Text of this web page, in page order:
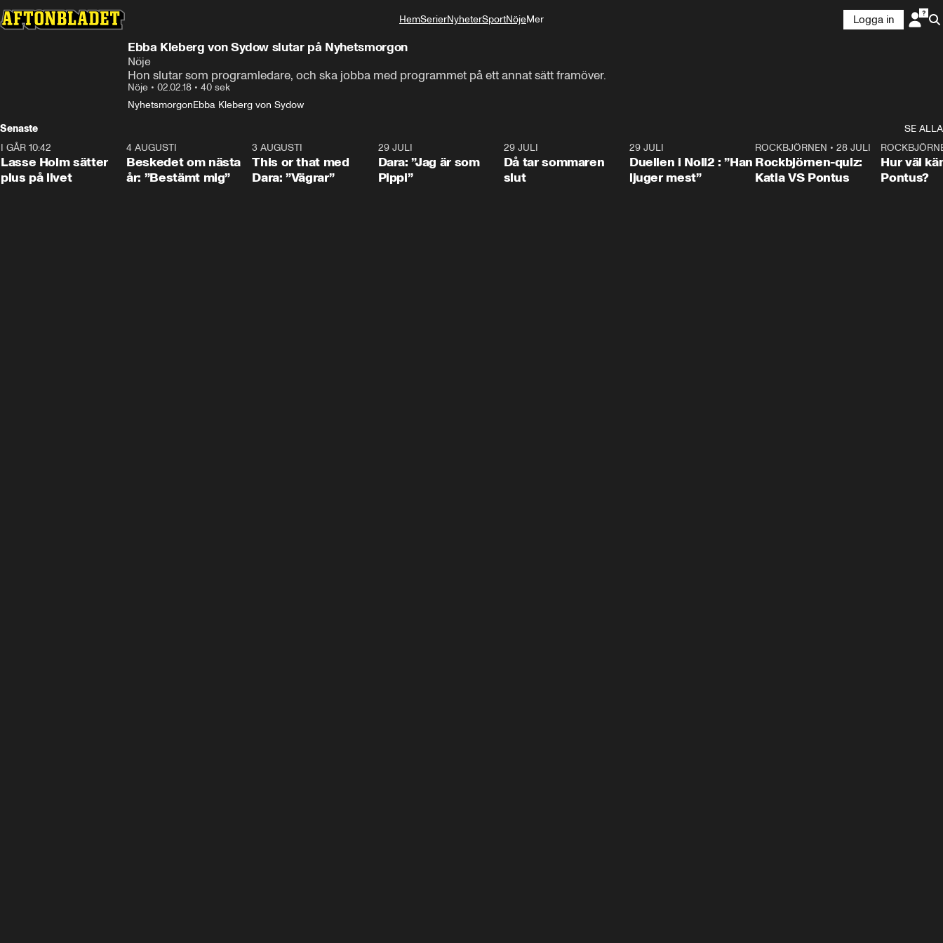
HemSerierNyheterSportNöjeMer
Logga in
Ebba Kleberg von Sydow slutar på Nyhetsmorgon
Nöje
Hon slutar som programledare, och ska jobba med programmet på ett annat sätt framöver.
Nöje • 02.02.18 • 40 sek
NyhetsmorgonEbba Kleberg von Sydow
Senaste
SE ALLA
1:04
I GÅR 10:42
Lasse Holm sätter
plus på livet
0:24
4 AUGUSTI
Beskedet om nästa
år: ”Bestämt mig”
3 AUGUSTI
This or that med
Dara: ”Vägrar”
29 JULI
Dara: ”Jag är som
Pippi”
29 JULI
Då tar sommaren
slut
29 JULI
Duellen i Noll2 : ”Han
ljuger mest”
0:15
ROCKBJÖRNEN •28 JULI
Rockbjörnen-quiz:
Katia VS Pontus
Hur väl
Pontus?